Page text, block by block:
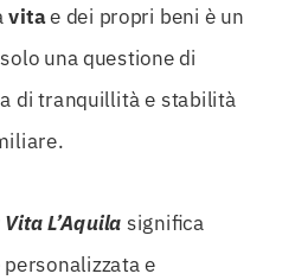
vitae dei propri beni è un
una questione di
di tranquillità e stabilità
L’Aquila significa
e